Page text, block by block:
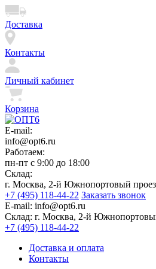
Доставка
Контакты
Личный кабинет
Корзина
E-mail:
info@opt6.ru
Работаем:
пн-пт с 9:00 до 18:00
Склад:
г. Москва, 2-й Южнопортовый
+7 (495) 118-44-22 Заказать звонок
E-mail: info@opt6.ru
Склад: г. Москва, 2-й
+7 (495) 118-44-22
Доставка и оплата
Контакты